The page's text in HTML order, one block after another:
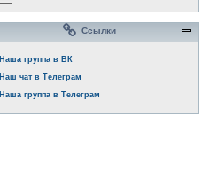
Ссылки
Наша группа в ВК
Наш чат в Телеграм
Наша группа в Телеграм